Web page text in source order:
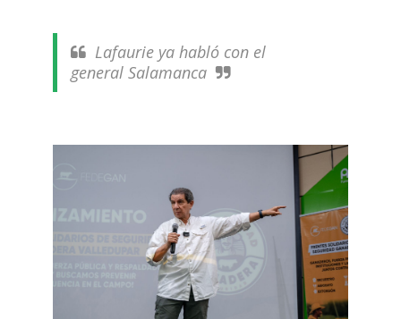
Lafaurie ya habló con el
general Salamanca